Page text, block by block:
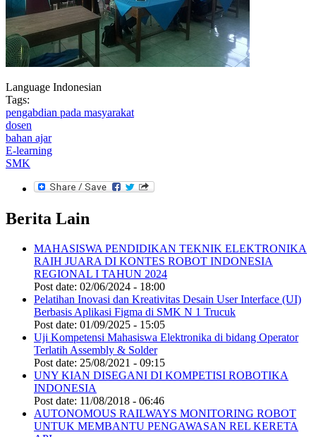
Language Indonesian
Tags:
pengabdian pada masyarakat
dosen
bahan ajar
E-learning
SMK
Berita Lain
MAHASISWA PENDIDIKAN TEKNIK ELEKTRONIKA
RAIH JUARA DI KONTES ROBOT INDONESIA
REGIONAL I TAHUN 2024
Post date: 02/06/2024 - 18:00
Pelatihan Inovasi dan Kreativitas Desain User Interface (UI)
Berbasis Aplikasi Figma di SMK N 1 Trucuk
Post date: 01/09/2025 - 15:05
Uji Kompetensi Mahasiswa Elektronika di bidang Operator
Terlatih Assembly & Solder
Post date: 25/08/2021 - 09:15
UNY KIAN DISEGANI DI KOMPETISI ROBOTIKA
INDONESIA
Post date: 11/08/2018 - 06:46
AUTONOMOUS RAILWAYS MONITORING ROBOT
UNTUK MEMBANTU PENGAWASAN REL KERETA